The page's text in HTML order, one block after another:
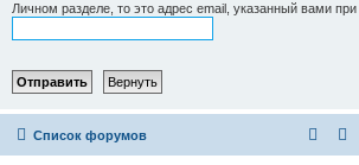
Личном разделе, то это адрес email, указанный вами при
Список форумов